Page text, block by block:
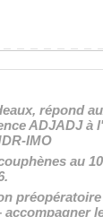
répond
ADJADJ à
IMO
au
accompagner